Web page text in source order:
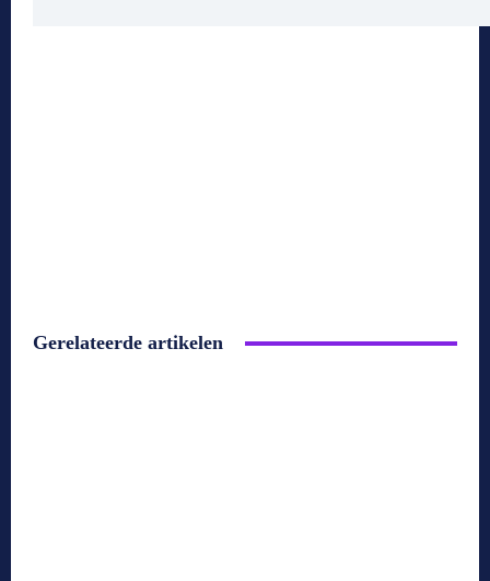
Gerelateerde artikelen